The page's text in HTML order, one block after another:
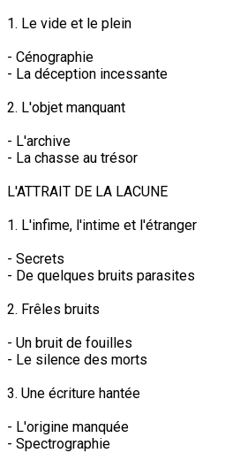
1. Le vide et le plein
- Cénographie
- La déception incessante
2. L'objet manquant
- L'archive
- La chasse au trésor
L'ATTRAIT DE LA LACUNE
1. L'infime, l'intime et l'étranger
- Secrets
- De quelques bruits parasites
2. Frêles bruits
- Un bruit de fouilles
- Le silence des morts
3. Une écriture hantée
- L'origine manquée
- Spectrographie